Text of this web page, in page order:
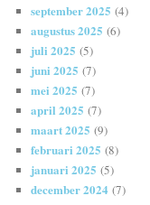
september 2025 (4)
augustus 2025 (6)
juli 2025 (5)
juni 2025 (7)
mei 2025 (7)
april 2025 (7)
maart 2025 (9)
februari 2025 (8)
januari 2025 (5)
december 2024 (7)